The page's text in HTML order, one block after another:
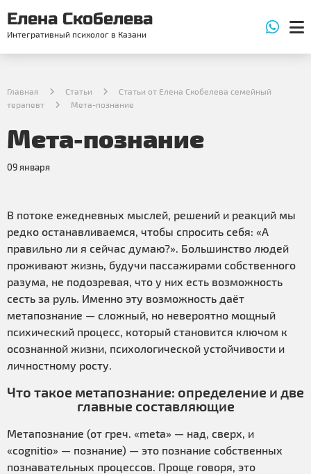
Елена Скобелева
Интегративный психолог в Казани
Главная Статьи
Статьи от Елена Скобелева семейный
терапевт
Мета-познание
Мета-познание
09 января
В потоке ежедневных мыслей, решений и реакций мы
редко останавливаемся, чтобы спросить себя: «А
правильно ли я сейчас думаю?». Большинство людей
проживают жизнь, будучи пассажирами собственного
разума, не подозревая, что у них есть возможность
сесть за руль. Именно эту возможность даёт
метапознание — сложный, но невероятно мощный
психический процесс, который становится ключом к
осознанной жизни, психологической устойчивости и
личностному росту.
Что такое метапознание: определение и две
главные составляющие
Метапознание (от греч. «meta» — над, сверх, и
«cognitio» — познание) — это познание собственных
познавательных процессов. Проще говоря, это